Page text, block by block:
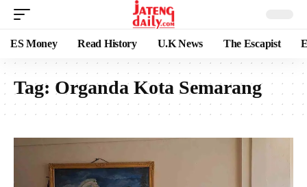
ES Money Read History U.K News The Escapist
Tag: Organda Kota Semarang